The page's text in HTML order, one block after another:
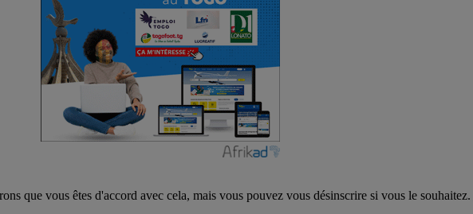
que vous êtes d'accord avec cela, mais vous pouvez vous désinscrire si vous le souhaitez.